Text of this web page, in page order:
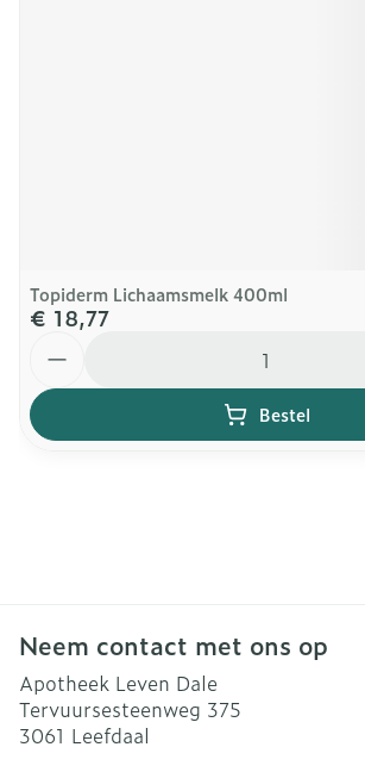
Topiderm Lichaamsmelk 400ml
€ 18,77
Bestel
Neem contact met ons op
Apotheek Leven Dale
Tervuursesteenweg 375
3061 Leefdaal